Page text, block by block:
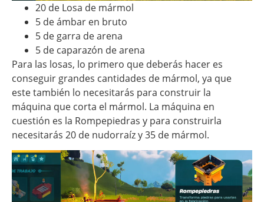
20 de Losa de mármol
5 de ámbar en bruto
5 de garra de arena
5 de caparazón de arena
Para las losas, lo primero que deberás hacer es
conseguir grandes cantidades de mármol, ya que
este también lo necesitarás para construir la
máquina que corta el mármol. La máquina en
cuestión es la Rompepiedras y para construirla
necesitarás 20 de nudorraíz y 35 de mármol.